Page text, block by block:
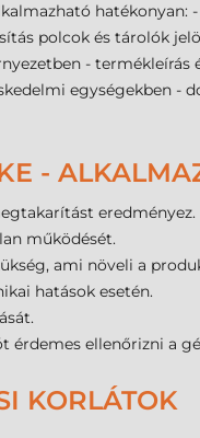
hatékonyan:
polcok és tárolók
- termékleírás
egységekben -
-
eredményez.
működését.
ami növeli a
hatások esetén.
ellenőrizni a
KORLÁTOK